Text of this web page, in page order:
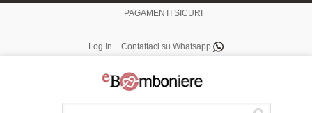
PAGAMENTI SICURI
Log In Contattaci su Whatsapp